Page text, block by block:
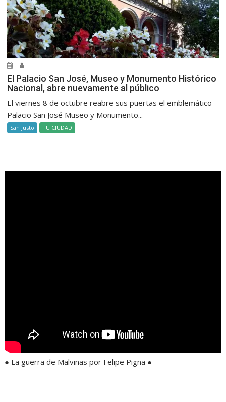
El Palacio San José, Museo y Monumento Histórico
Nacional, abre nuevamente al público
El viernes 8 de octubre reabre sus puertas el emblemático
Palacio San José Museo y Monumento...
San Justo TU CIUDAD
● La guerra de Malvinas por Felipe Pigna ●